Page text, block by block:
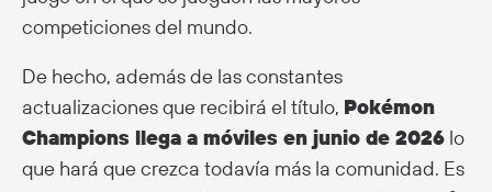
competiciones del mundo.
De hecho, además de las constantes
actualizaciones que recibirá el título, Pokémon
Champions llega a móviles en junio de 2026 lo
que hará que crezca todavía más la comunidad. Es